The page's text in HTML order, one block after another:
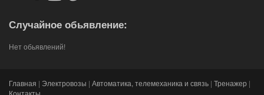
Случайное обьявление:
Нет обьявлений!
Главная | Электровозы | Автоматика, телемеханика и связь | Тренажер |
Контакты